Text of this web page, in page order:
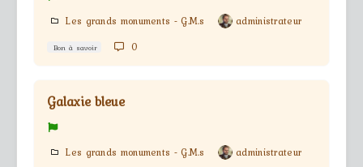
Les grands monuments - G.M.s administrateur
Bon à savoir 0
Galaxie bleue
Les grands monuments - G.M.s administrateur